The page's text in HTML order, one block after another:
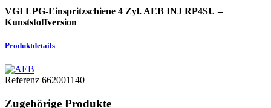
VGI LPG-Einspritzschiene 4 Zyl. AEB INJ RP4SU –
Kunststoffversion
Produktdetails
Referenz 662001140
Zugehörige Produkte